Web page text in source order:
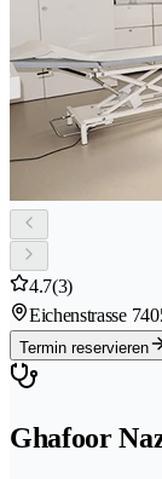
4.7(3)
Eichenstrasse 7
Termin reservieren
Ghafoor